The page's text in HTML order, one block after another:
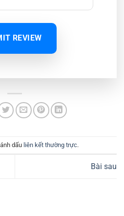
REVIEW
dấu liên kết thường trực.
Bài sau